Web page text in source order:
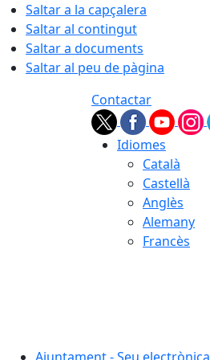
Saltar a la capçalera
Saltar al contingut
Saltar a documents
Saltar al peu de pàgina
Contactar
Idiomes
Català
Castellà
Anglès
Alemany
Francès